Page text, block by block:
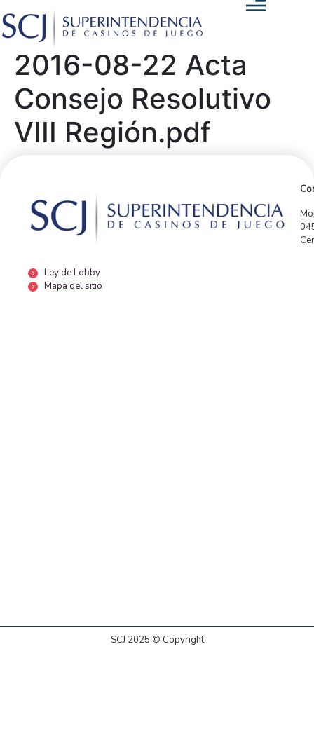
2016-08-22 Acta
Consejo Resolutivo
VIII Región.pdf
Ley de Lobby
Mapa del sitio
SCJ 2025 © Copyright